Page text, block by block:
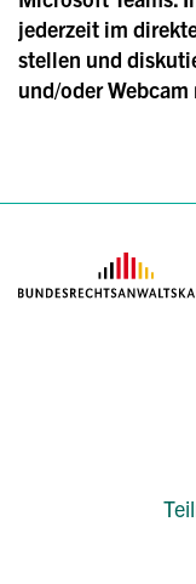
jederzeit im
stellen und
und/oder